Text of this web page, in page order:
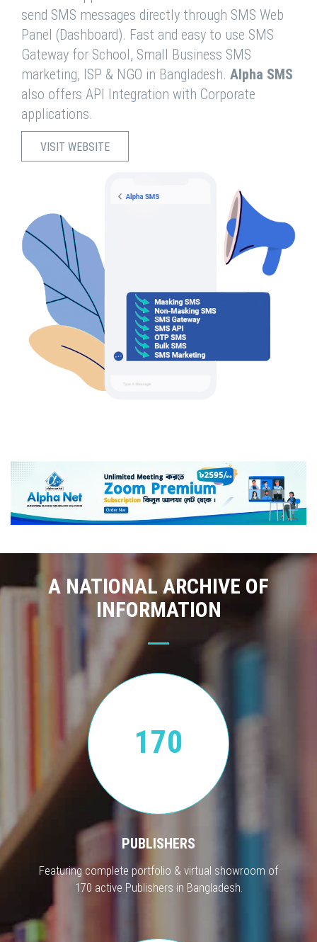
send SMS messages directly through SMS Web
Panel (Dashboard). Fast and easy to use SMS
Gateway for School, Small Business SMS
marketing, ISP & NGO in Bangladesh. Alpha SMS
also offers API Integration with Corporate
applications.
VISIT WEBSITE
A NATIONAL ARCHIVE OF
INFORMATION
170
PUBLISHERS
Featuring complete portfolio & virtual showroom of
170 active Publishers in Bangladesh.